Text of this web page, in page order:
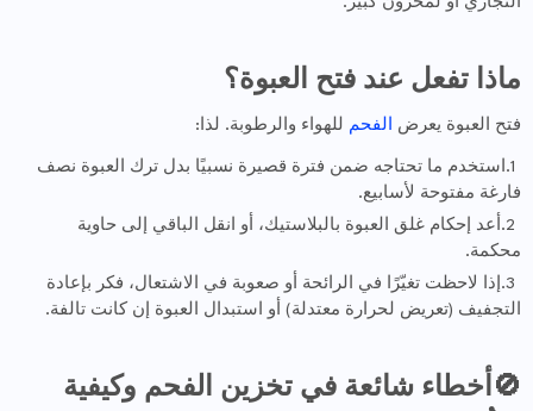
ماذا تفعل عند فتح العبوة؟
فتح العبوة يعرض الفحم للهواء والرطوبة. لذا:
استخدم ما تحتاجه ضمن فترة قصيرة نسبيًا بدل ترك العبوة نصف
فارغة مفتوحة لأسابيع.
أعد إحكام غلق العبوة بالبلاستيك، أو انقل الباقي إلى حاوية
محكمة.
إذا لاحظت تغيّرًا في الرائحة أو صعوبة في الاشتعال، فكر بإعادة
التجفيف (تعريض لحرارة معتدلة) أو استبدال العبوة إن كانت تالفة.
🚫أخطاء شائعة في تخزين الفحم وكيفية